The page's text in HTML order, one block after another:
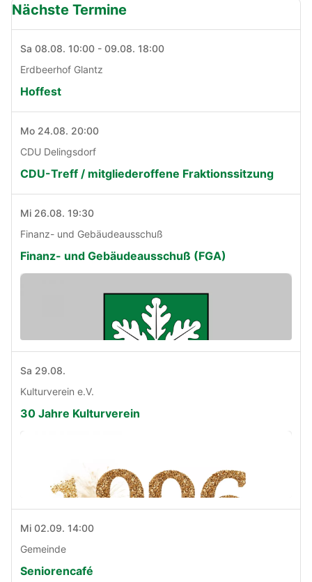
Nächste Termine
Sa 08.08. 10:00 - 09.08. 18:00
Erdbeerhof Glantz
Hoffest
Mo 24.08. 20:00
CDU Delingsdorf
CDU-Treff / mitgliederoffene Fraktionssitzung
Mi 26.08. 19:30
Finanz- und Gebäudeausschuß
Finanz- und Gebäudeausschuß (FGA)
Sa 29.08.
Kulturverein e.V.
30 Jahre Kulturverein
Mi 02.09. 14:00
Gemeinde
Seniorencafé